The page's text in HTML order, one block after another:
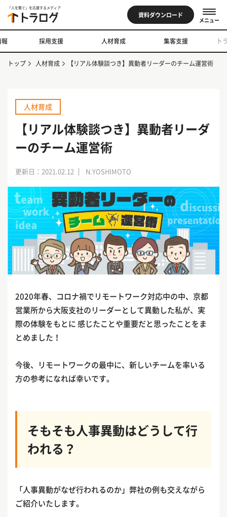
「人を繋ぐ」を応援するメディア
資料ダウンロード
メニュー
採用支援 人材育成 集客支援 ト
トップ 人材育成 【リアル体験談つき】異動者リーダーのチーム運営術
人材育成
【リアル体験談つき】異動者リーダ
ーのチーム運営術
更新日：2021.02.12 N.YOSHIMOTO
2020年春、コロナ禍でリモートワーク対応中の中、京都
営業所から大阪支社のリーダーとして異動した私が、実
際の体験をもとに 感じたことや重要だと思ったことをま
とめました！
今後、リモートワークの最中に、新しいチームを率いる
方の参考になれば幸いです。
そもそも人事異動はどうして行
われる？
「人事異動がなぜ行われるのか」弊社の例も交えながら
ご紹介いたします。